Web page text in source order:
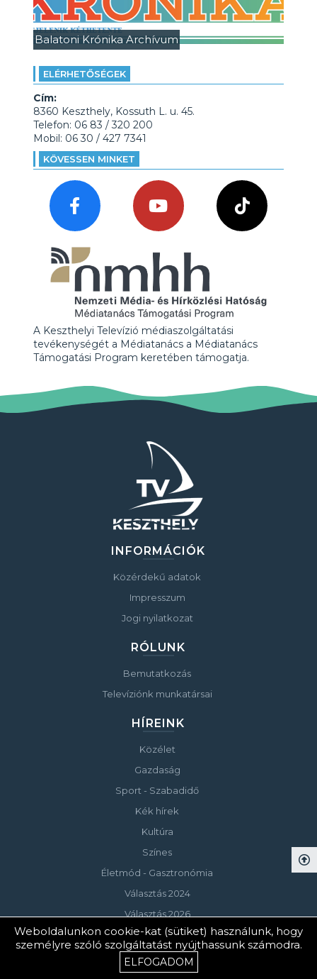
Balatoni Krónika Archívum
ELÉRHETŐSÉGEK
Cím:
8360 Keszthely, Kossuth L. u. 45.
Telefon: 06 83 / 320 200
Mobil: 06 30 / 427 7341
KÖVESSEN MINKET
A Keszthelyi Televízió médiaszolgáltatási
tevékenységét a Médiatanács a Médiatanács
Támogatási Program keretében támogatja.
INFORMÁCIÓK
Közérdekű adatok
Impresszum
Jogi nyilatkozat
RÓLUNK
Bemutatkozás
Televíziónk munkatársai
HÍREINK
Közélet
Gazdaság
Sport - Szabadidő
Kék hírek
Kultúra
Színes
Életmód - Gasztronómia
Választás 2024
Választás 2026
© Copyright 2023 Keszthelyi Televízió
Weboldalunkon cookie-kat (sütiket) használunk, hogy
személyre szóló szolgáltatást nyújthassunk számodra.
ELFOGADOM